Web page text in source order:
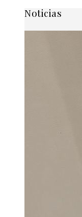
Noticias